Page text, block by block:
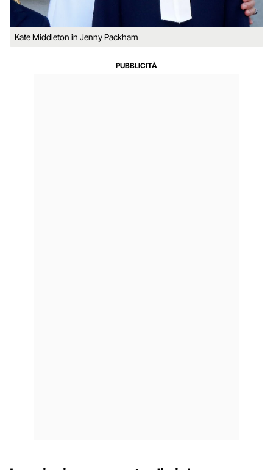
Kate Middleton in Jenny Packham